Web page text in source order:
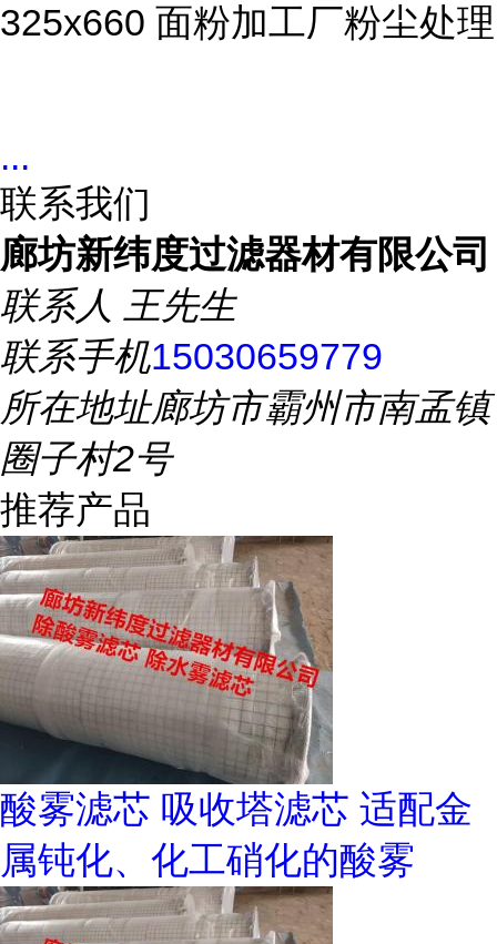
325x660 面粉加工厂粉尘处理
...
联系我们
廊坊新纬度过滤器材有限公司
联系人 王先生
联系手机15030659779
所在地址廊坊市霸州市南孟镇
圈子村2号
推荐产品
酸雾滤芯 吸收塔滤芯 适配金
属钝化、化工硝化的酸雾